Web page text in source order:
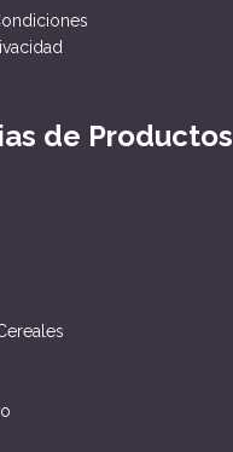
de Productos